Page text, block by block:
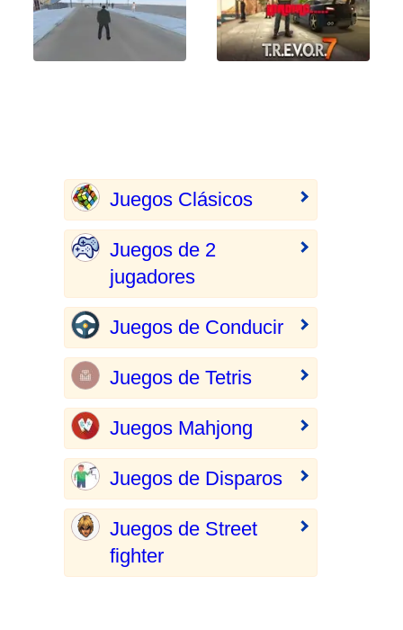
Juegos Clásicos
Juegos de 2
jugadores
Juegos de Conducir
Juegos de Tetris
Juegos Mahjong
Juegos de Disparos
Juegos de Street
fighter